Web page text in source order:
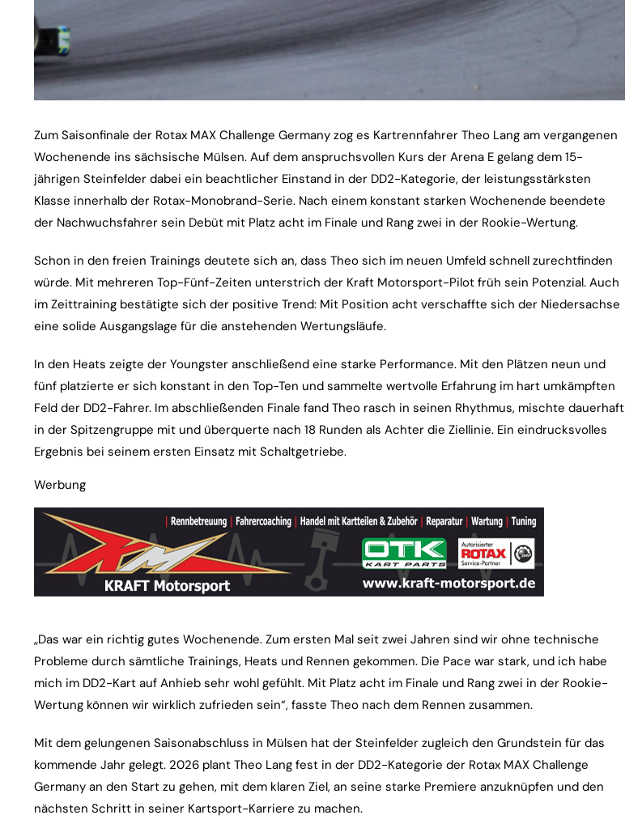
Zum Saisonfinale der Rotax MAX Challenge Germany zog es Kartrennfahrer Theo Lang am vergangenen
Wochenende ins sächsische Mülsen. Auf dem anspruchsvollen Kurs der Arena E gelang dem 15-
jährigen Steinfelder dabei ein beachtlicher Einstand in der DD2-Kategorie, der leistungsstärksten
Klasse innerhalb der Rotax-Monobrand-Serie. Nach einem konstant starken Wochenende beendete
der Nachwuchsfahrer sein Debüt mit Platz acht im Finale und Rang zwei in der Rookie-Wertung.
Schon in den freien Trainings deutete sich an, dass Theo sich im neuen Umfeld schnell zurechtfinden
würde. Mit mehreren Top-Fünf-Zeiten unterstrich der Kraft Motorsport-Pilot früh sein Potenzial. Auch
im Zeittraining bestätigte sich der positive Trend: Mit Position acht verschaffte sich der Niedersachse
eine solide Ausgangslage für die anstehenden Wertungsläufe.
In den Heats zeigte der Youngster anschließend eine starke Performance. Mit den Plätzen neun und
fünf platzierte er sich konstant in den Top-Ten und sammelte wertvolle Erfahrung im hart umkämpften
Feld der DD2-Fahrer. Im abschließenden Finale fand Theo rasch in seinen Rhythmus, mischte dauerhaft
in der Spitzengruppe mit und überquerte nach 18 Runden als Achter die Ziellinie. Ein eindrucksvolles
Ergebnis bei seinem ersten Einsatz mit Schaltgetriebe.
Werbung
„Das war ein richtig gutes Wochenende. Zum ersten Mal seit zwei Jahren sind wir ohne technische
Probleme durch sämtliche Trainings, Heats und Rennen gekommen. Die Pace war stark, und ich habe
mich im DD2-Kart auf Anhieb sehr wohl gefühlt. Mit Platz acht im Finale und Rang zwei in der Rookie-
Wertung können wir wirklich zufrieden sein“, fasste Theo nach dem Rennen zusammen.
Mit dem gelungenen Saisonabschluss in Mülsen hat der Steinfelder zugleich den Grundstein für das
kommende Jahr gelegt. 2026 plant Theo Lang fest in der DD2-Kategorie der Rotax MAX Challenge
Germany an den Start zu gehen, mit dem klaren Ziel, an seine starke Premiere anzuknüpfen und den
nächsten Schritt in seiner Kartsport-Karriere zu machen.